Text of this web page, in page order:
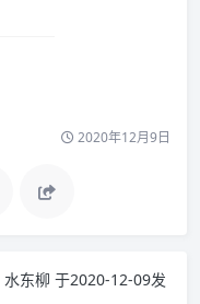
2020年12月9日
水东柳 于2020-12-09发